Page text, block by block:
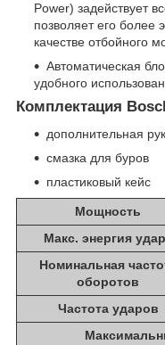
Power) задействует
позволяет его более
качестве отбойного
Автоматическая
удобного
Комплектация
дополнительная
смазка для буров
пластиковый кейс
Мощность
Макс. энергия
Номинальная
оборотов
Частота ударов